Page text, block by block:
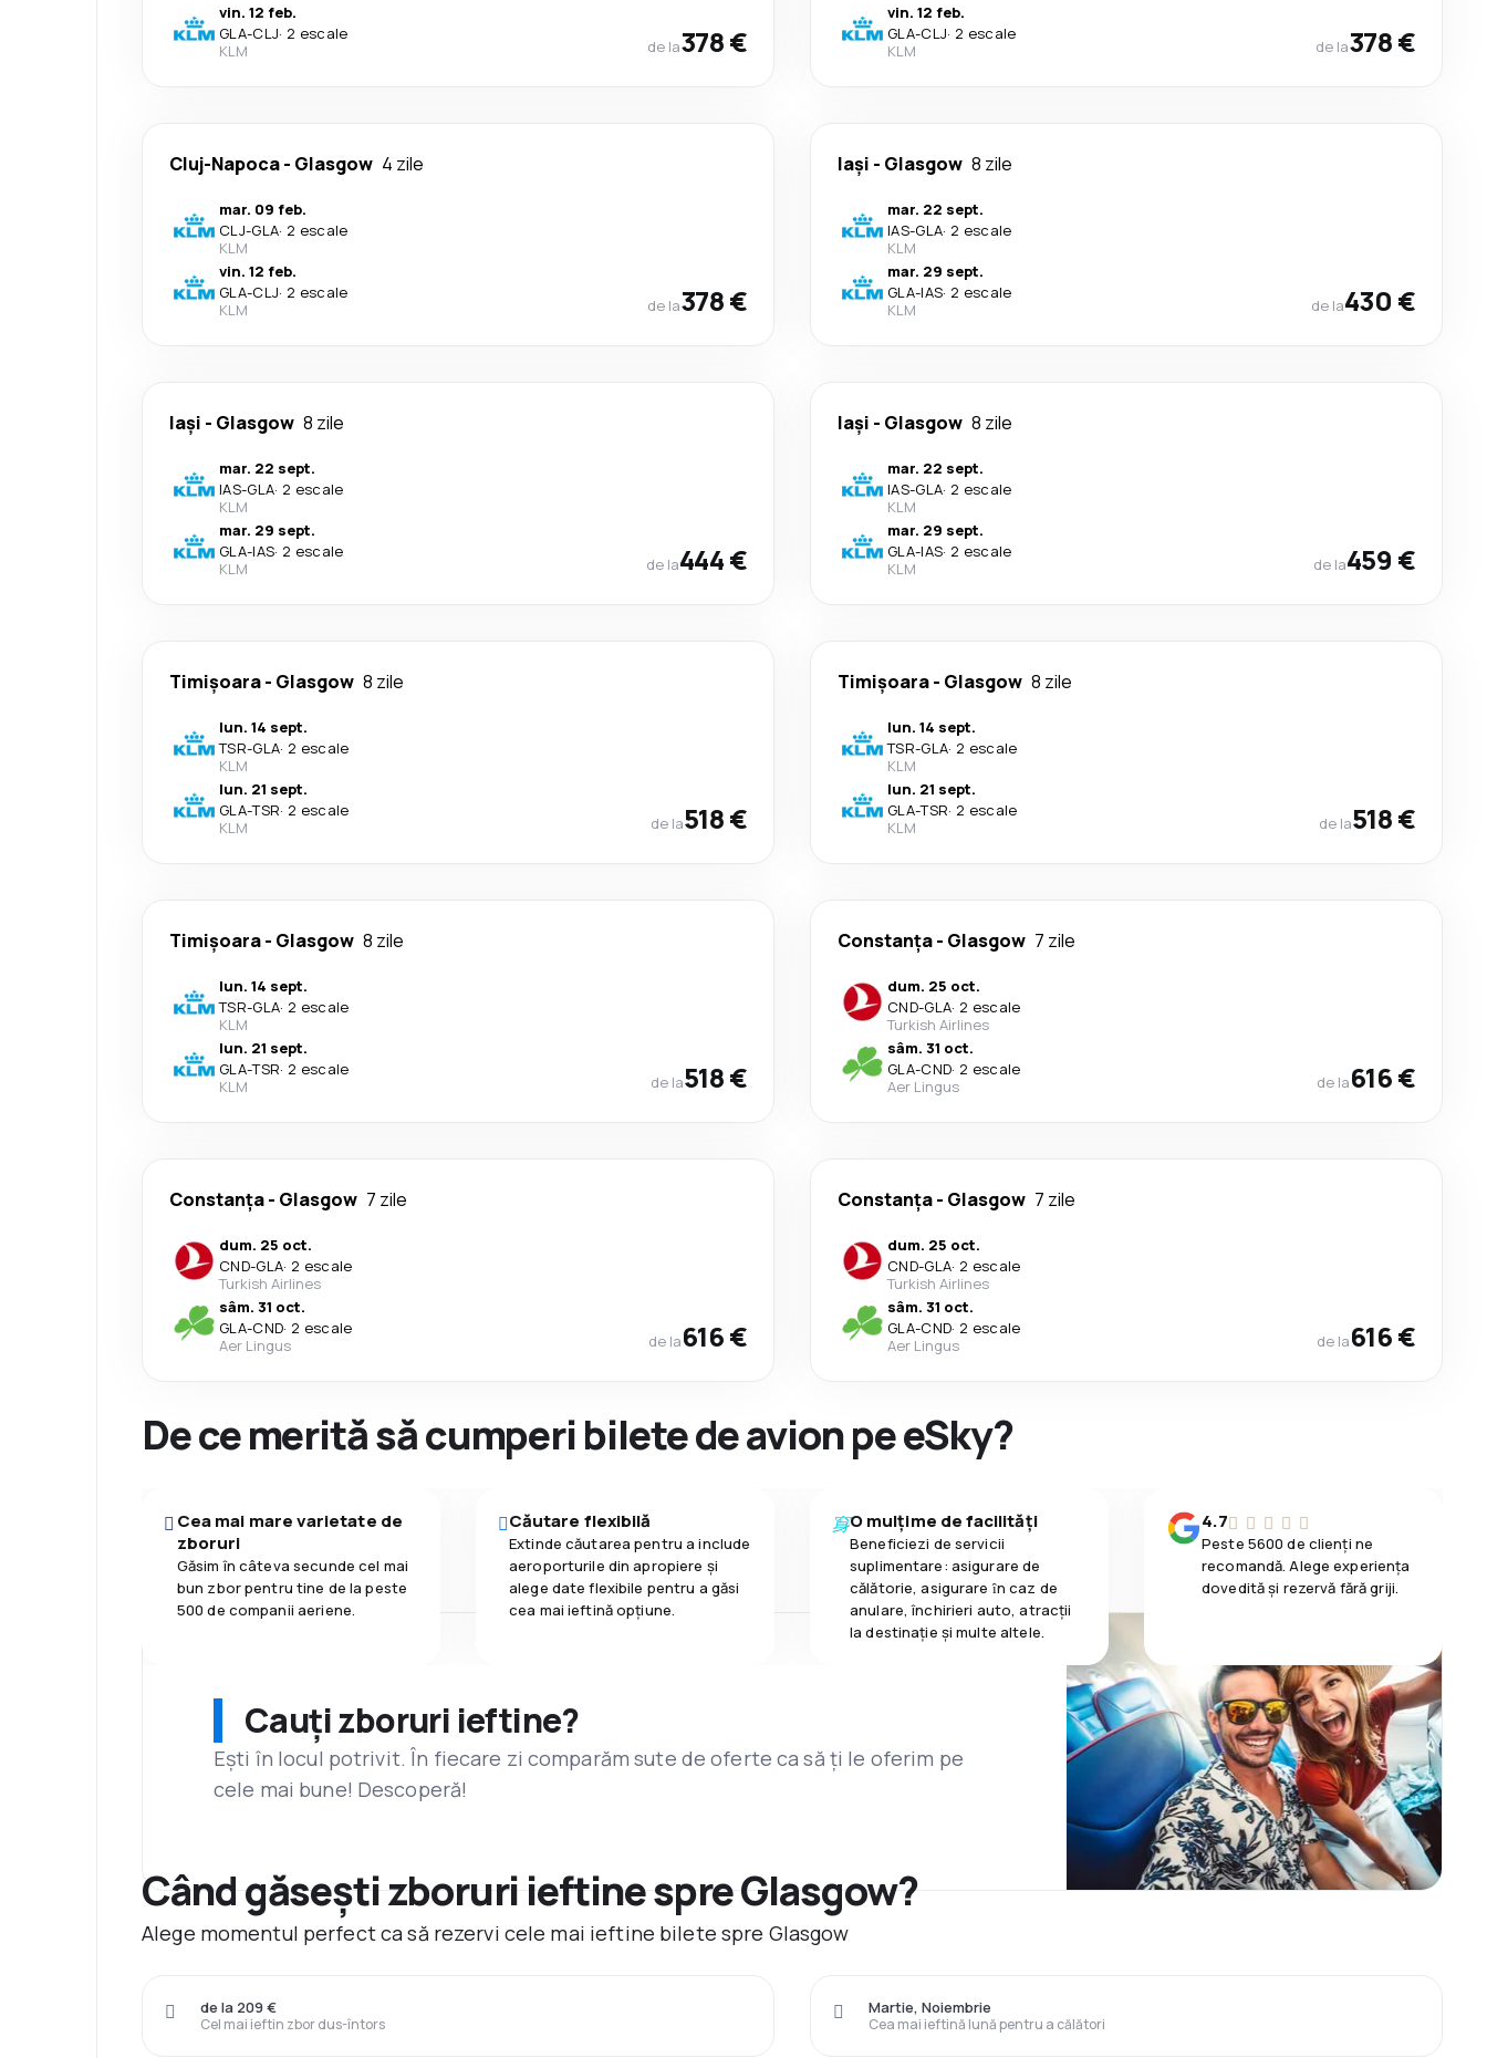
vin. 12 feb.
GLA-CLJ· 2 escale
KLM
de la378 €
vin. 12 feb.
GLA-CLJ· 2 escale
KLM
de la378 €
Cluj-Napoca- Glasgow 4 zile
mar. 09 feb.
CLJ-GLA· 2 escale
KLM
vin. 12 feb.
GLA-CLJ· 2 escale
KLM
de la378 €
Iași - Glasgow 8 zile
mar. 22 sept.
IAS-GLA· 2 escale
KLM
mar. 29 sept.
GLA-IAS· 2 escale
KLM
de la430 €
Iași - Glasgow 8 zile
mar. 22 sept.
IAS-GLA· 2 escale
KLM
mar. 29 sept.
GLA-IAS· 2 escale
KLM
de la444 €
Iași - Glasgow 8 zile
mar. 22 sept.
IAS-GLA· 2 escale
KLM
mar. 29 sept.
GLA-IAS· 2 escale
KLM
de la459 €
Timișoara- Glasgow 8 zile
lun. 14 sept.
TSR-GLA· 2 escale
KLM
lun. 21 sept.
GLA-TSR· 2 escale
KLM
de la518 €
Timișoara- Glasgow 8 zile
lun. 14 sept.
TSR-GLA· 2 escale
KLM
lun. 21 sept.
GLA-TSR· 2 escale
KLM
de la518 €
Timișoara- Glasgow 8 zile
lun. 14 sept.
TSR-GLA· 2 escale
KLM
lun. 21 sept.
GLA-TSR· 2 escale
KLM
de la518 €
Constanța- Glasgow 7 zile
dum. 25 oct.
CND-GLA· 2 escale
Turkish Airlines
sâm. 31 oct.
GLA-CND· 2 escale
Aer Lingus
de la616 €
Constanța- Glasgow 7 zile
dum. 25 oct.
CND-GLA· 2 escale
Turkish Airlines
sâm. 31 oct.
GLA-CND· 2 escale
Aer Lingus
de la616 €
Constanța- Glasgow 7 zile
dum. 25 oct.
CND-GLA· 2 escale
Turkish Airlines
sâm. 31 oct.
GLA-CND· 2 escale
Aer Lingus
de la616 €
De ce merită să cumperi bilete de avion pe eSky?
Cea mai mare varietate de
zboruri
Găsim în câteva secunde cel mai
bun zbor pentru tine de la peste
500 de companii aeriene.
Căutare flexibilă
Extinde căutarea pentru a include
aeroporturile din apropiere și
alege date flexibile pentru a găsi
cea mai ieftină opțiune.
O mulțime de facilități
Beneficiezi de servicii
suplimentare: asigurare de
călătorie, asigurare ȋn caz de
anulare, închirieri auto, atracții
la destinaţie și multe altele.
4.7
Peste 5600 de clienți ne
recomandă. Alege experiența
dovedită și rezervă fără griji.
Cauți zboruri ieftine?
Ești în locul potrivit. În fiecare zi comparăm sute de oferte ca să ți le oferim pe
cele mai bune! Descoperă!
Când găsești zboruri ieftine spre Glasgow?
Alege momentul perfect ca să rezervi cele mai ieftine bilete spre Glasgow
Cel mai ieftin zbor dus-întors
de la 209 €
Cea mai ieftină lună pentru a călători
Martie, Noiembrie